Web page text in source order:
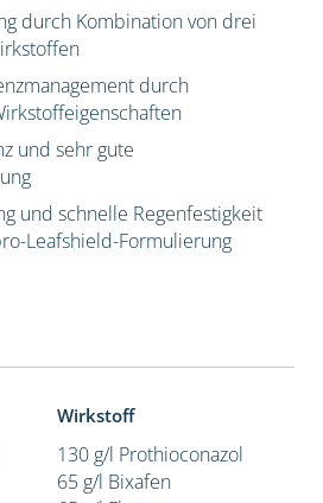
durch Kombination von drei
durch
und sehr gute
und schnelle Regenfestigkeit
Leafshield-Formulierung
Wirkstoff
130 g/l Prothioconazol
65 g/l Bixafen